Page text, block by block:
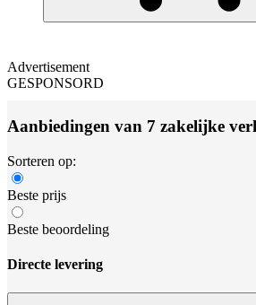
Advertisement
GESPONSORD
Aanbiedingen van 7 zakelijke
Sorteren op:
Beste prijs
Beste beoordeling
Directe levering